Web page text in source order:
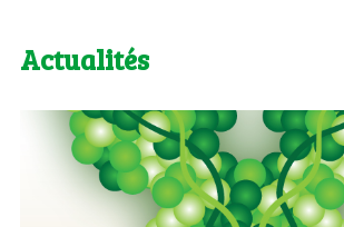
Actualités